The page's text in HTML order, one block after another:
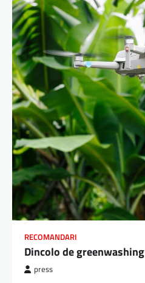
RECOMANDARI
Dincolo de greenwashing
press